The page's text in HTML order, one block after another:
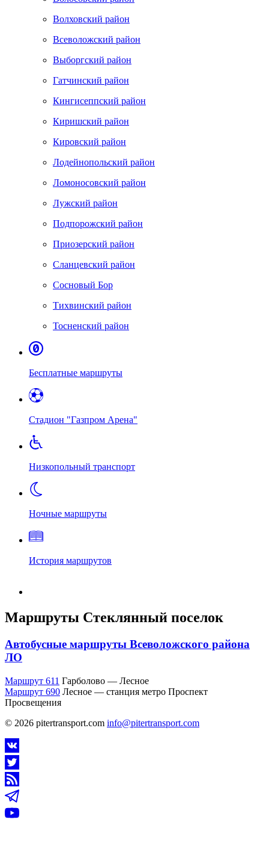
Волховский район
Всеволожский район
Выборгский район
Гатчинский район
Кингисеппский район
Киришский район
Кировский район
Лодейнопольский район
Ломоносовский район
Лужский район
Подпорожский район
Приозерский район
Сланцевский район
Сосновый Бор
Тихвинский район
Тосненский район
Бесплатные маршруты
Стадион "Газпром Арена"
Низкопольный транспорт
Ночные маршруты
История маршрутов
Маршруты Стеклянный поселок
Автобусные маршруты Всеволожского района
ЛО
Маршрут 611 Гарболово — Лесное
Маршрут 690 Лесное — станция метро Проспект
Просвещения
© 2026 pitertransport.com info@pitertransport.com